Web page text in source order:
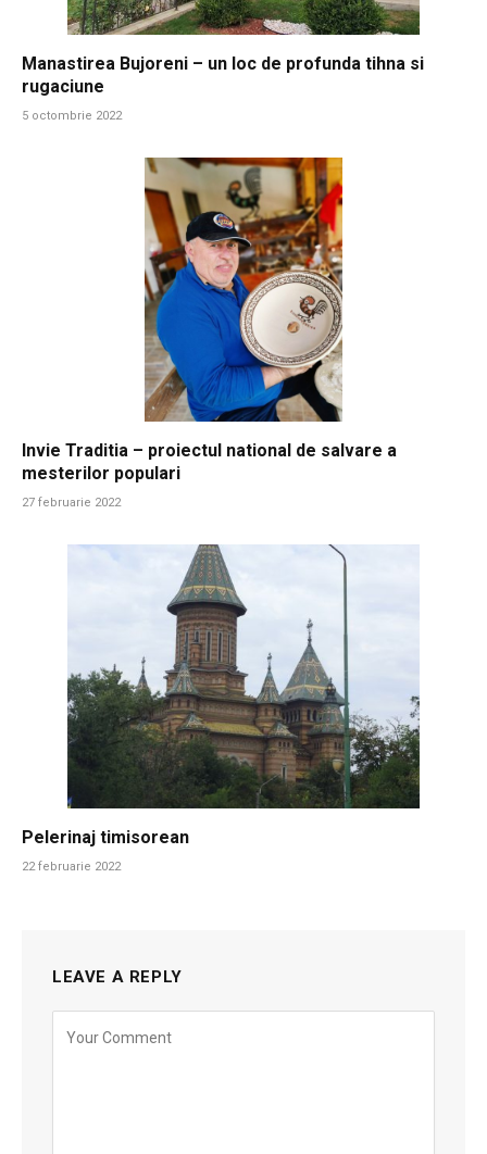
Manastirea Bujoreni – un loc de profunda tihna si
rugaciune
5 octombrie 2022
Invie Traditia – proiectul national de salvare a
mesterilor populari
27 februarie 2022
Pelerinaj timisorean
22 februarie 2022
LEAVE A REPLY